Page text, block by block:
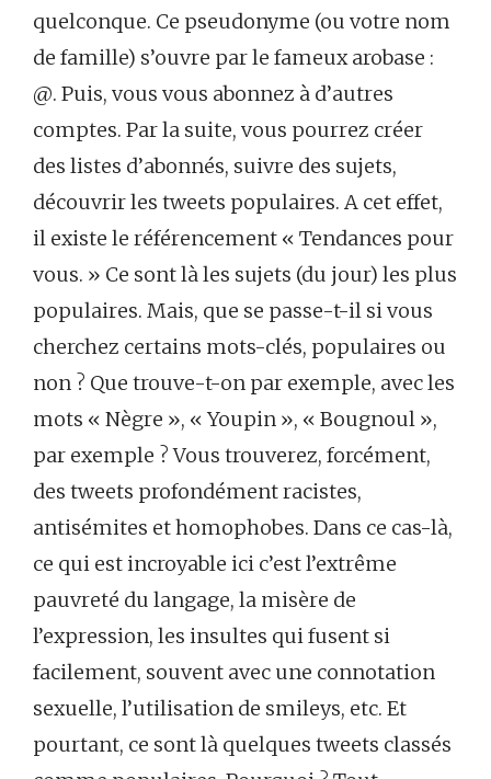
quelconque. Ce pseudonyme (ou votre nom
de famille) s’ouvre par le fameux arobase :
@. Puis, vous vous abonnez à d’autres
comptes. Par la suite, vous pourrez créer
des listes d’abonnés, suivre des sujets,
découvrir les tweets populaires. A cet effet,
il existe le référencement « Tendances pour
vous. » Ce sont là les sujets (du jour) les plus
populaires. Mais, que se passe-t-il si vous
cherchez certains mots-clés, populaires ou
non ? Que trouve-t-on par exemple, avec les
mots « Nègre », « Youpin », « Bougnoul »,
par exemple ? Vous trouverez, forcément,
des tweets profondément racistes,
antisémites et homophobes. Dans ce cas-là,
ce qui est incroyable ici c’est l’extrême
pauvreté du langage, la misère de
l’expression, les insultes qui fusent si
facilement, souvent avec une connotation
sexuelle, l’utilisation de smileys, etc. Et
pourtant, ce sont là quelques tweets classés